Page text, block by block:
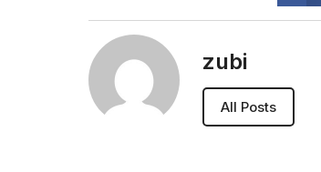
zubi
All Posts